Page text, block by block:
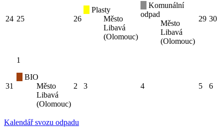
24 25 26
Plasty
Město
Libavá
(Olomouc)
Komunální
odpad
Město
Libavá
(Olomouc)
29 30
31
1
BIO
Město
Libavá
(Olomouc)
2 3 4 5 6
Kalendář svozu odpadu